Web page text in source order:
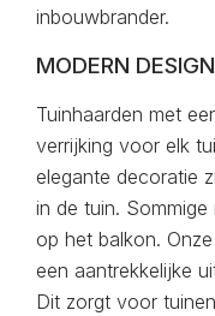
inbouwbrander.
MODERN DESIGN
Tuinhaarden met
verrijking voor elk
elegante decoratie
in de tuin.
op het balkon.
een aantrekkelijke
Dit zorgt voor